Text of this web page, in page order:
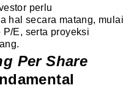
perlu
hal secara matang, mulai
E, serta proyeksi
Per Share